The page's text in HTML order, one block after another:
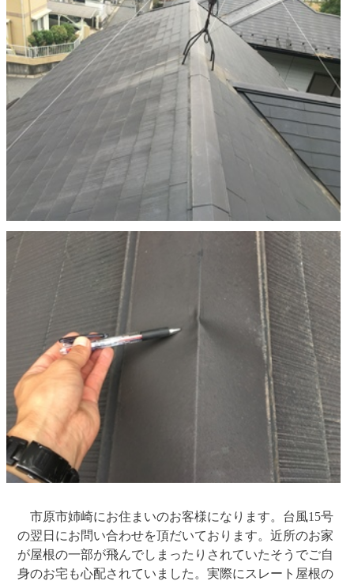
市原市姉崎にお住まいのお客様になります。台風15号
の翌日にお問い合わせを頂だいております。近所のお家
が屋根の一部が飛んでしまったりされていたそうでご自
身のお宅も心配されていました。実際にスレート屋根の